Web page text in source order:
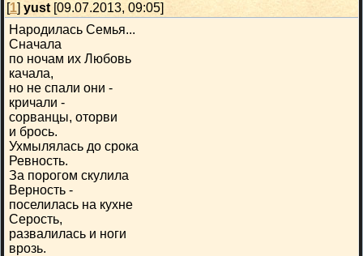
[1] yust [09.07.2013, 09:05]
Народилась Семья...
Сначала
по ночам их Любовь
качала,
но не спали они -
кричали -
сорванцы, оторви
и брось.
Ухмылялась до срока
Ревность.
За порогом скулила
Верность -
поселилась на кухне
Серость,
развалилась и ноги
врозь.